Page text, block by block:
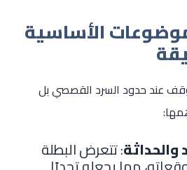
الأساسية
عند حدود السرد القصصي بل
والحداثة: تتعرض البطلة